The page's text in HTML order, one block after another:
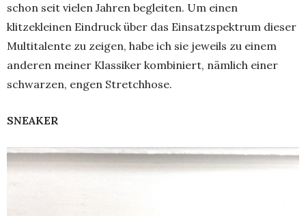
schon seit vielen Jahren begleiten. Um einen
klitzekleinen Eindruck über das Einsatzspektrum dieser
Multitalente zu zeigen, habe ich sie jeweils zu einem
anderen meiner Klassiker kombiniert, nämlich einer
schwarzen, engen Stretchhose.
SNEAKER